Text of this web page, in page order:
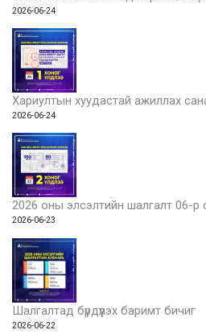
2026-06-24
Хариултын хуудастай ажиллах
2026-06-24
2026 оны элсэлтийн шалгалт 06-р
2026-06-23
Шалгалтад бүрдүүлэх баримт бичиг
2026-06-22